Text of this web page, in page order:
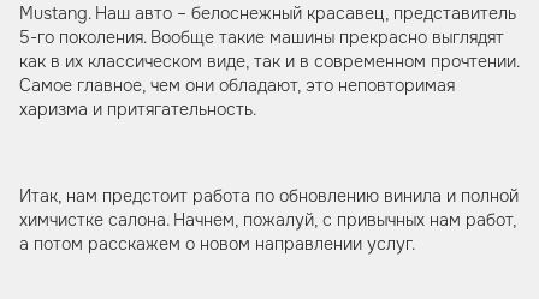
Mustang. Наш авто – белоснежный красавец, представитель
5-го поколения. Вообще такие машины прекрасно выглядят
как в их классическом виде, так и в современном прочтении.
Самое главное, чем они обладают, это неповторимая
харизма и притягательность.
Итак, нам предстоит работа по обновлению винила и полной
химчистке салона. Начнем, пожалуй, с привычных нам работ,
а потом расскажем о новом направлении услуг.